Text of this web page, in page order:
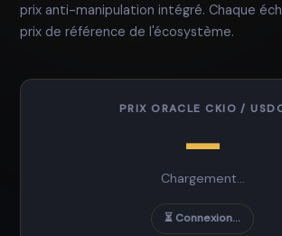
prix anti-manipulation intégré. Chaque
prix de référence de l'écosystème.
PRIX ORACLE CKIO /
—
Chargement…
⏳ Connexion…